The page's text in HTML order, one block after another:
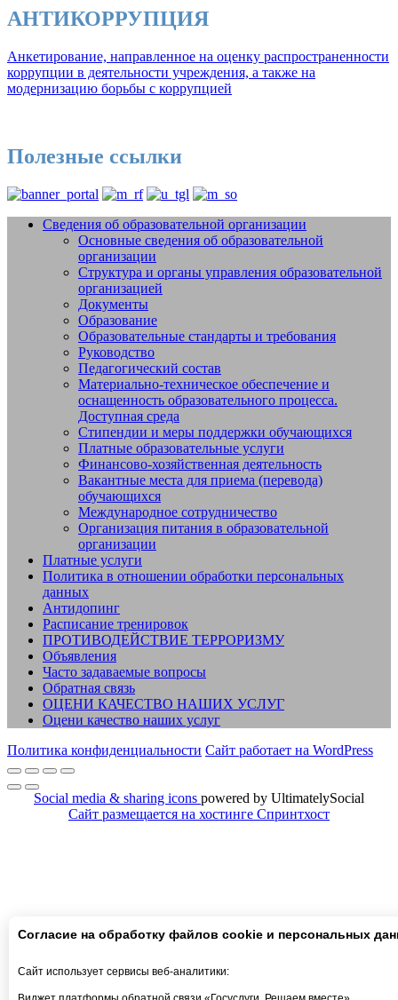
АНТИКОРРУПЦИЯ
Анкетирование, направленное на оценку распространенности
коррупции в деятельности учреждения, а также на
модернизацию борьбы с коррупцией
Полезные ссылки
Добро пожаловать на сайт МБУДО
СШОР №14 "Жигули" г.о. Тольятти
Сведения об образовательной организации
Основные сведения об образовательной
организации
Структура и органы управления образовательной
организацией
Документы
Образование
Образовательные стандарты и требования
Руководство
Педагогический состав
Материально-техническое обеспечение и
оснащенность образовательного процесса.
Доступная среда
Стипендии и меры поддержки обучающихся
Платные образовательные услуги
Финансово-хозяйственная деятельность
Вакантные места для приема (перевода)
обучающихся
Международное сотрудничество
Организация питания в образовательной
организации
Платные услуги
Политика в отношении обработки персональных
данных
Антидопинг
Расписание тренировок
ПРОТИВОДЕЙСТВИЕ ТЕРРОРИЗМУ
Объявления
Часто задаваемые вопросы
Обратная связь
ОЦЕНИ КАЧЕСТВО НАШИХ УСЛУГ
Оцени качество наших услуг
Политика конфиденциальности Сайт работает на WordPress
Social media & sharing icons powered by UltimatelySocial
Сайт размещается на хостинге Спринтхост
Согласие на обработку файлов cookie и персональных
Сайт использует сервисы веб-аналитики: